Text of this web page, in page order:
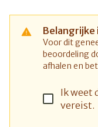
Voor dit
beoordeling
afhalen en
Ik weet
vereist.